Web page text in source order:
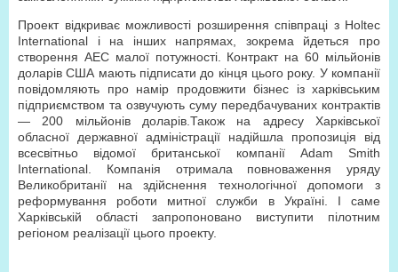
Проект відкриває можливості розширення співпраці з Holtec
International і на інших напрямах, зокрема йдеться про
створення АЕС малої потужності. Контракт на 60 мільйонів
доларів США мають підписати до кінця цього року. У компанії
повідомляють про намір продовжити бізнес із харківським
підприємством та озвучують суму передбачуваних контрактів
— 200 мільйонів доларів.Також на адресу Харківської
обласної державної адміністрації надійшла пропозиція від
всесвітньо відомої британської компанії Adam Smith
International. Компанія отримала повноваження уряду
Великобританії на здійснення технологічної допомоги з
реформування роботи митної служби в Україні. І саме
Харківській області запропоновано виступити пілотним
регіоном реалізації цього проекту.